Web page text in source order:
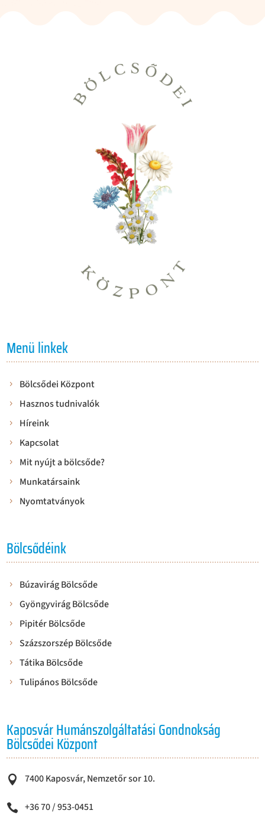
Menü linkek
Bölcsődei Központ
Hasznos tudnivalók
Híreink
Kapcsolat
Mit nyújt a bölcsőde?
Munkatársaink
Nyomtatványok
Bölcsődéink
Búzavirág Bölcsőde
Gyöngyvirág Bölcsőde
Pipitér Bölcsőde
Százszorszép Bölcsőde
Tátika Bölcsőde
Tulipános Bölcsőde
Kaposvár Humánszolgáltatási Gondnokság
Bölcsődei Központ
 7400 Kaposvár, Nemzetőr sor 10.
 +36 70 / 953-0451